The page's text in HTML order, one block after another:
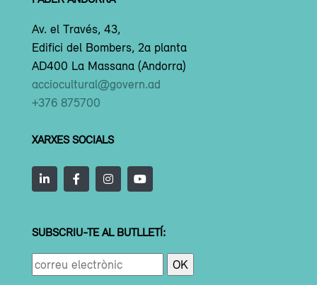
Av. el Través, 43,
Edifici del Bombers, 2a planta
AD400 La Massana (Andorra)
acciocultural@govern.ad
+376 875700
XARXES SOCIALS
SUBSCRIU-TE AL BUTLLETÍ: